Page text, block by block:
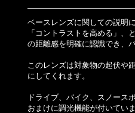
ベースレンズに関しての説明
「コントラストを高める」
の距離感を明確に認識でき、
このレンズは対象物の起伏や
にしてくれます。
ドライブ、バイク、スノース
おまけに調光機能が付いてい